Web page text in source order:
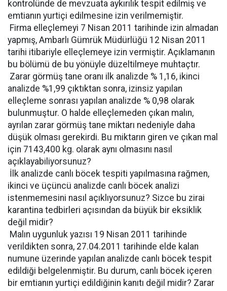
kontrolünde de mevzuata aykırılık tespit edilmiş ve
emtianın yurtiçi edilmesine izin verilmemiştir.
 Firma elleçlemeyi 7 Nisan 2011 tarihinde izin almadan
yapmış, Ambarlı Gümrük Müdürlüğü 12 Nisan 2011
tarihi itibariyle elleçlemeye izin vermiştir. Açıklamanın
bu bölümü de bu yönüyle düzeltilmeye muhtaçtır.
 Zarar görmüş tane oranı ilk analizde % 1,16, ikinci
analizde %1,99 çıktıktan sonra, izinsiz yapılan
elleçleme sonrası yapılan analizde % 0,98 olarak
bulunmuştur. O halde elleçlemeden çıkan malın,
ayrılan zarar görmüş tane miktarı nedeniyle daha
düşük olması gerekirdi. Bu miktarın giren ve çıkan mal
için 7143,400 kg. olarak aynı olmasını nasıl
açıklayabiliyorsunuz?
 İlk analizde canlı böcek tespiti yapılmasına rağmen,
ikinci ve üçüncü analizde canlı böcek analizi
istenmemesini nasıl açıklıyorsunuz? Sizce bu zirai
karantina tedbirleri açısından da büyük bir eksiklik
değil midir?
 Malın uygunluk yazısı 19 Nisan 2011 tarihinde
verildikten sonra, 27.04.2011 tarihinde elde kalan
numune üzerinde yapılan analizde canlı böcek tespit
edildiği belgelenmiştir. Bu durum, canlı böcek içeren
bir emtianın yurtiçi edildiğinin kanıtı değil midir? Zarar